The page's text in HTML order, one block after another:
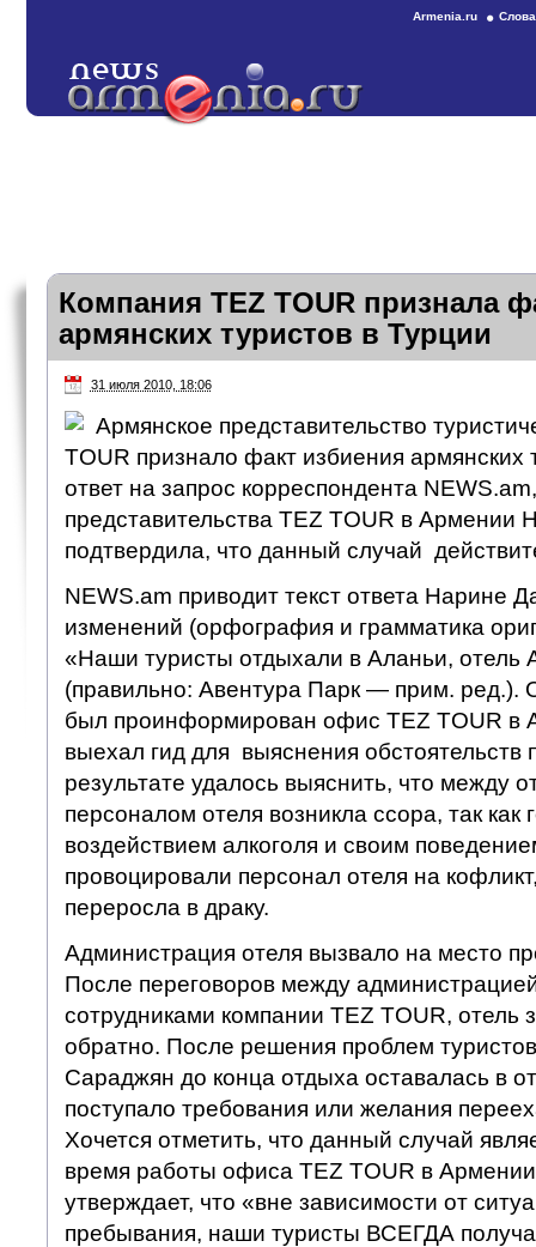
Armenia.ru
Компания TEZ TOUR признала
армянских туристов в Турции
31 июля 2010, 18:06
Армянское представительство
TOUR признало факт избиения армянских
ответ на запрос корреспондента
представительства TEZ TOUR в Армении
подтвердила, что данный случай
NEWS.am приводит текст ответа Нарине
изменений (орфография и грамматика
«Наши туристы отдыхали в Аланьи, отель
(правильно: Авентура Парк — прим. ред.).
был проинформирован офис TEZ TOUR в
выехал гид для выяснения
результате удалось выяснить, что между
персоналом отеля возникла ссора, так как
воздействием алкоголя и своим
провоцировали персонал отеля на
переросла в драку.
Администрация отеля вызвало на место
После переговоров между
сотрудниками компании TEZ TOUR, отель
обратно. После решения проблем
Сараджян до конца отдыха оставалась в
поступало требования или желания
Хочется отметить, что данный случай
время работы офиса TEZ TOUR в
утверждает, что «вне зависимости от
пребывания, наши туристы ВСЕГДА